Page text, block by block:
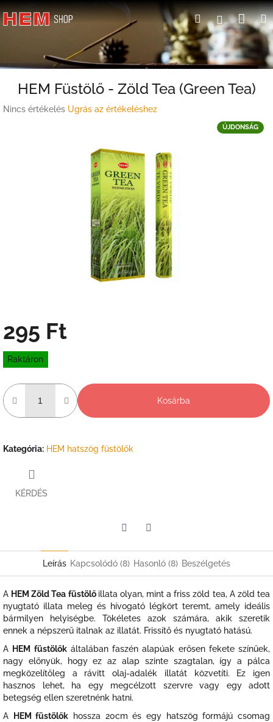
Ugrás
a
Keresés
HEM Füstölő - Zöld Tea (Green Tea)
A
Nincs értékelés Ugrás az értékeléshez
ÚJDONSÁG
295 Ft
Egységár:
Raktáron
Kosárba
Kategória: HEM hatszög füstölők
KÉRDÉS
Leírás Kapcsolódó (8) Hasonló (8) Beszélgetés
A HEM Zöld Tea füstölő illata olyan, mint a friss zöld tea, A zöld tea
nyugtató illata meleg és hívogató légkört teremt, amely ideális
bármilyen helyiségbe. Tökéletes azok számára, akik szeretik
ennek a népszerű italnak az illatát. Frissítő és nyugtató hatású.
A HEM füstölőkáltalában faszén alapúak erősen fekete színűek,
nagy előnyük, hogy ez az alap szinte szagtalan, így a pálca
megközelítőleg a rávitt olaj-adalék illatát közvetíti. Ez igen
hasznos lehet, ha egy megcélzott szervre vagy egy adott
betegség ellen szeretnénk hatni.
A
HEM füstölők hossza 20cm és egy hatszög formájú csomag